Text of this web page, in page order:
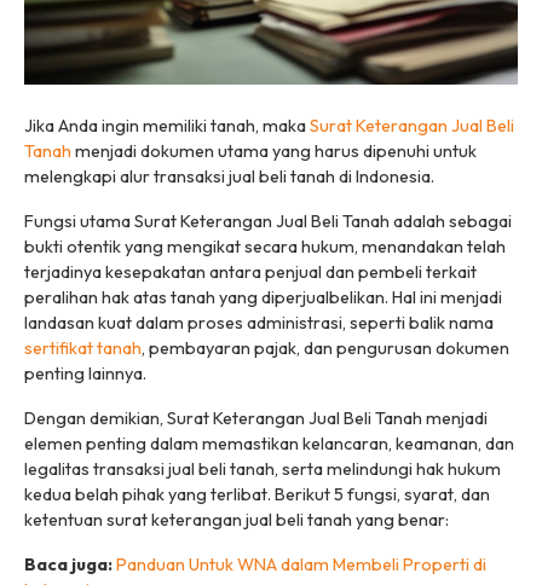
Jika Anda ingin memiliki tanah, makaSurat Keterangan Jual Beli
Tanah menjadi dokumen utama yang harus dipenuhi untuk
melengkapi alur transaksi jual beli tanah di Indonesia.
Fungsi utama Surat Keterangan Jual Beli Tanah adalah sebagai
bukti otentik yang mengikat secara hukum, menandakan telah
terjadinya kesepakatan antara penjual dan pembeli terkait
peralihan hak atas tanah yang diperjualbelikan. Hal ini menjadi
landasan kuat dalam proses administrasi, seperti balik nama
sertifikat tanah, pembayaran pajak, dan pengurusan dokumen
penting lainnya.
Dengan demikian, Surat Keterangan Jual Beli Tanah menjadi
elemen penting dalam memastikan kelancaran, keamanan, dan
legalitas transaksi jual beli tanah, serta melindungi hak hukum
kedua belah pihak yang terlibat. Berikut 5 fungsi, syarat, dan
ketentuan surat keterangan jual beli tanah yang benar:
Baca juga:Panduan Untuk WNA dalam Membeli Properti di